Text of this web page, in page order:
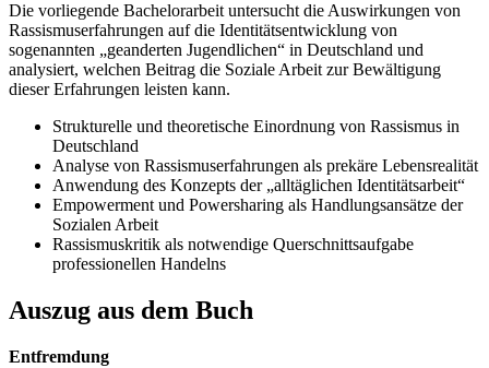
Die vorliegende Bachelorarbeit untersucht die Auswirkungen von
Rassismuserfahrungen auf die Identitätsentwicklung von
sogenannten „geanderten Jugendlichen“ in Deutschland und
analysiert, welchen Beitrag die Soziale Arbeit zur Bewältigung
dieser Erfahrungen leisten kann.
Strukturelle und theoretische Einordnung von Rassismus in
Deutschland
Analyse von Rassismuserfahrungen als prekäre Lebensrealität
Anwendung des Konzepts der „alltäglichen Identitätsarbeit“
Empowerment und Powersharing als Handlungsansätze der
Sozialen Arbeit
Rassismuskritik als notwendige Querschnittsaufgabe
professionellen Handelns
Auszug aus dem Buch
Entfremdung